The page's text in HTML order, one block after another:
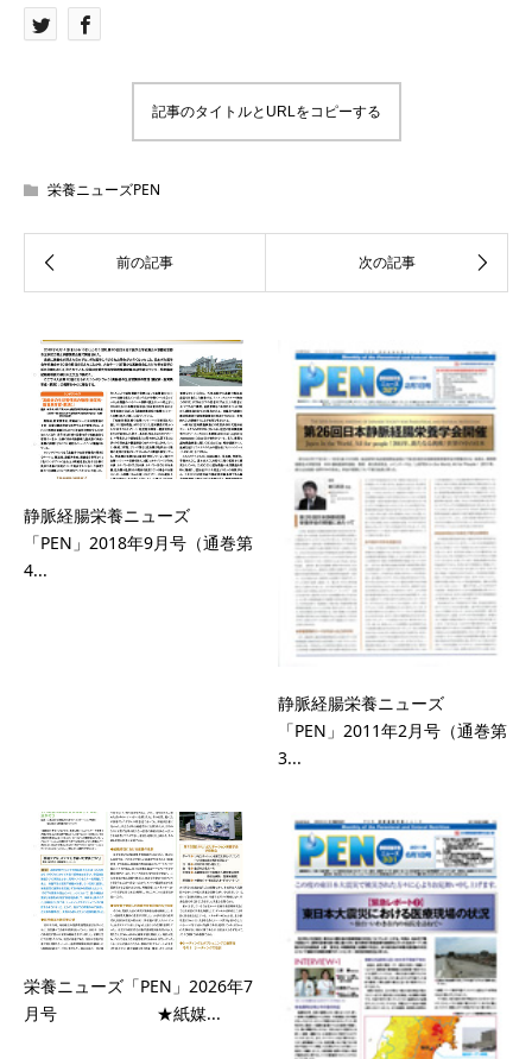
記事のタイトルとURLをコピーする
栄養ニューズPEN
静脈経腸栄養ニューズ
「PEN」2018年9月号（通巻第
4...
静脈経腸栄養ニューズ
「PEN」2011年2月号（通巻第
3...
栄養ニューズ「PEN」2026年7
月号 ★紙媒...